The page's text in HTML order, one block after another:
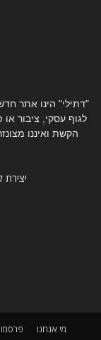
"דתילי" הינו אתר
לגוף עסקי, ציבור
הקשת ואיננו
יצירת
מי אנחנו